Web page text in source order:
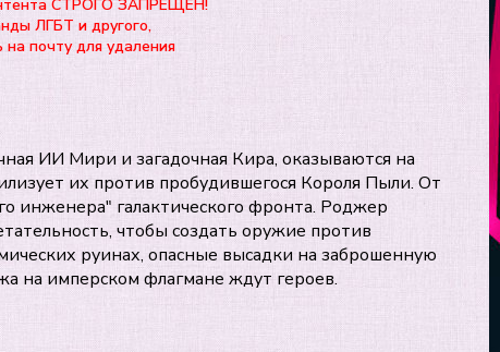
СТРОГО ЗАПРЕЩЕН!
ЛГБТ и другого,
почту для удаления
ИИ Мири и загадочная Кира, оказываются на
их против пробудившегося Короля Пыли. От
инженера" галактического фронта. Роджер
чтобы создать оружие против
руинах, опасные высадки на заброшенную
на имперском флагмане ждут героев.